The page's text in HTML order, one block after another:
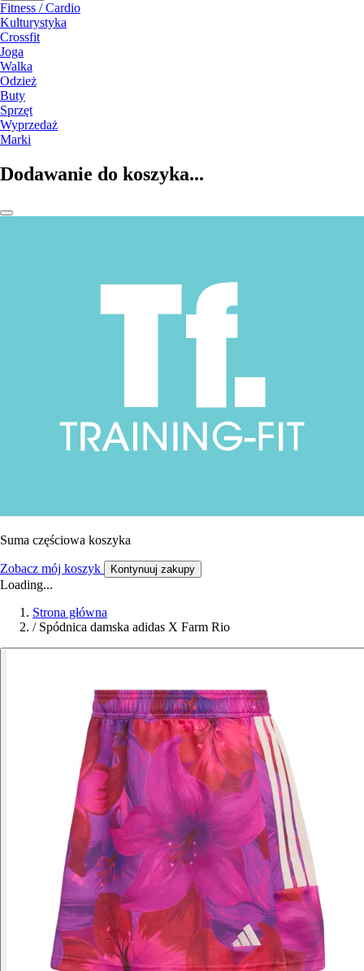
Fitness / Cardio
Kulturystyka
Crossfit
Joga
Walka
Odzież
Buty
Sprzęt
Wyprzedaż
Marki
Dodawanie do koszyka...
Suma częściowa koszyka
Zobacz mój koszyk Kontynuuj zakupy
Loading...
Strona główna
/ Spódnica damska adidas X Farm Rio